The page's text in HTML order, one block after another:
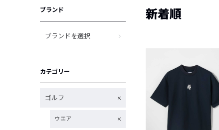
ブランド
ブランドを選択
カテゴリー
ゴルフ
ウエア
新着順